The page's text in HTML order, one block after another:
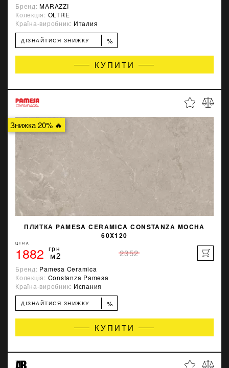
Бренд:MARAZZI
Колекція: OLTRE
Країна-виробник: Италия
ДІЗНАЙТИСЯ ЗНИЖКУ %
КУПИТИ
Знижка 20% 🔥
ПЛИТКА PAMESA CERAMICA CONSTANZA MOCHA
60X120
ЦІНА
1882 грн
м2 2352
Бренд: Pamesa Ceramica
Колекція: Constanza Pamesa
Країна-виробник: Испания
ДІЗНАЙТИСЯ ЗНИЖКУ %
КУПИТИ